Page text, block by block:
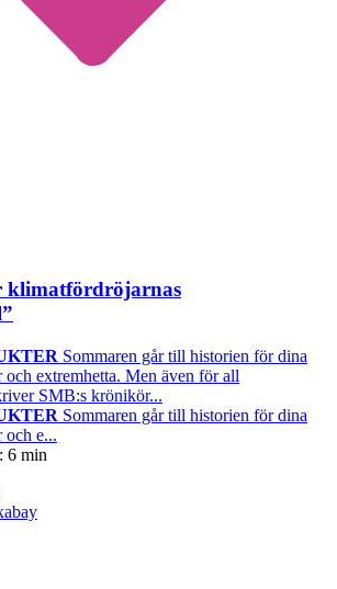
klimatfördröjarnas
Sommaren går till historien för dina
och extremhetta. Men även för all
SMB:s krönikör...
Sommaren går till historien för dina
och e...
6 min